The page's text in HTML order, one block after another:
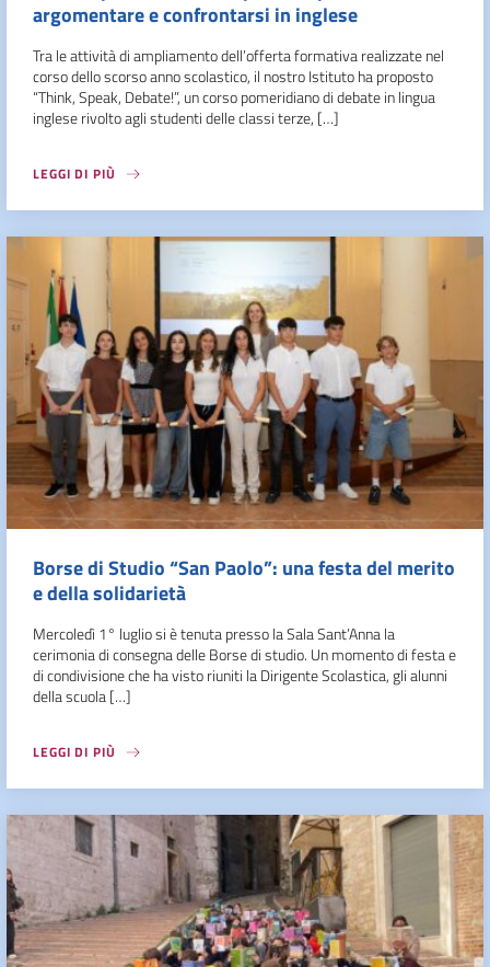
argomentare e confrontarsi in inglese
Tra le attività di ampliamento dell’offerta formativa realizzate nel
corso dello scorso anno scolastico, il nostro Istituto ha proposto
“Think, Speak, Debate!”, un corso pomeridiano di debate in lingua
inglese rivolto agli studenti delle classi terze, […]
LEGGI DI PIÙ
Borse di Studio “San Paolo”: una festa del merito
e della solidarietà
Mercoledì 1° luglio si è tenuta presso la Sala Sant’Anna la
cerimonia di consegna delle Borse di studio. Un momento di festa e
di condivisione che ha visto riuniti la Dirigente Scolastica, gli alunni
della scuola […]
LEGGI DI PIÙ